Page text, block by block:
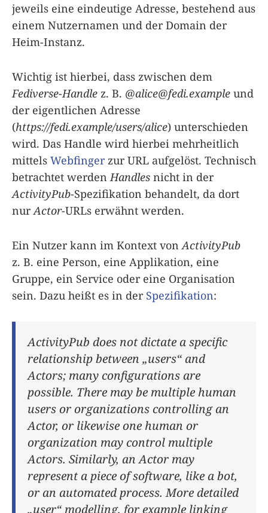
jeweils eine eindeutige Adresse, bestehend aus
einem Nutzernamen und der Domain der
Heim-Instanz.
Wichtig ist hierbei, dass zwischen dem
Fediverse-Handle z. B. @alice@fedi.example und
der eigentlichen Adresse
(https://fedi.example/users/alice) unterschieden
wird. Das Handle wird hierbei mehrheitlich
mittels Webfingerzur URL aufgelöst. Technisch
betrachtet werden Handles nicht in der
ActivityPub-Spezifikation behandelt, da dort
nurActor-URLs erwähnt werden.
Ein Nutzer kann im Kontext von ActivityPub
z. B. eine Person, eine Applikation, eine
Gruppe, ein Service oder eine Organisation
sein. Dazu heißt es in der Spezifikation:
ActivityPub does not dictate a specific
relationship between „users“ and
Actors; many configurations are
possible. There may be multiple human
users or organizations controlling an
Actor, or likewise one human or
organization may control multiple
Actors. Similarly, an Actor may
represent a piece of software, like a bot,
or an automated process. More detailed
„user“ modelling, for example linking